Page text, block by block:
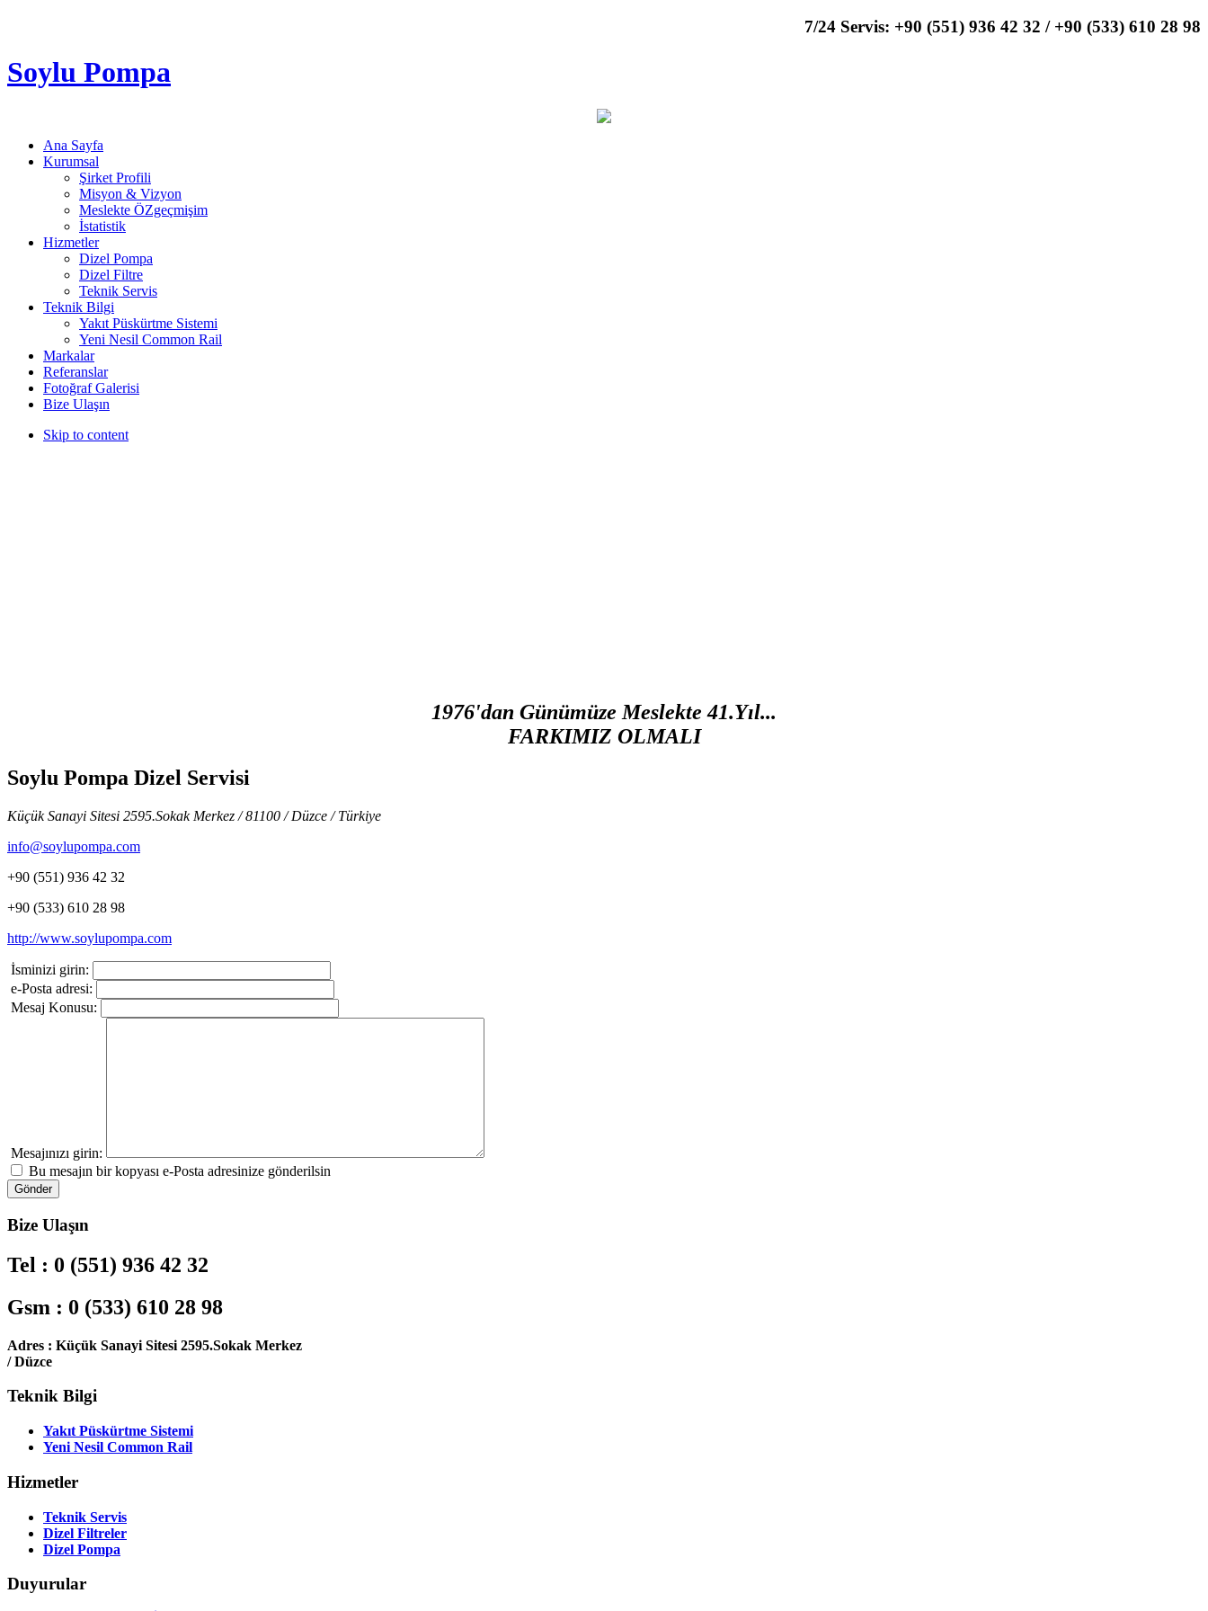
7/24 Servis: +90 (551) 936 42 32 / +90 (533) 610 28 98
Soylu Pompa
Ana Sayfa
Kurumsal
Şirket Profili
Misyon & Vizyon
Meslekte ÖZgeçmişim
İstatistik
Hizmetler
Dizel Pompa
Dizel Filtre
Teknik Servis
Teknik Bilgi
Yakıt Püskürtme Sistemi
Yeni Nesil Common Rail
Markalar
Referanslar
Fotoğraf Galerisi
Bize Ulaşın
Skip to content
1976'dan Günümüze Meslekte 41.Yıl...
FARKIMIZ OLMALI
Soylu Pompa Dizel Servisi
Küçük Sanayi Sitesi 2595.Sokak Merkez / 81100 / Düzce / Türkiye
info@soylupompa.com
+90 (551) 936 42 32
+90 (533) 610 28 98
http://www.soylupompa.com
İsminizi girin:
e-Posta adresi:
Mesaj Konusu:
Mesajınızı girin:
Bu mesajın bir kopyası e-Posta adresinize gönderilsin
Gönder
Bize Ulaşın
Tel : 0 (551) 936 42 32
Gsm : 0 (533) 610 28 98
Adres : Küçük Sanayi Sitesi 2595.Sokak Merkez
/ Düzce
Teknik Bilgi
Yakıt Püskürtme Sistemi
Yeni Nesil Common Rail
Hizmetler
Teknik Servis
Dizel Filtreler
Dizel Pompa
Duyurular